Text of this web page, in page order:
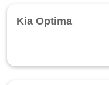
Kia Optima